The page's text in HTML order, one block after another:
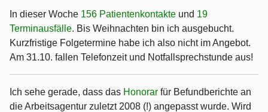
In dieser Woche 156 Patientenkontakte und 19
Terminausfälle. Bis Weihnachten bin ich ausgebucht.
Kurzfristige Folgetermine habe ich also nicht im Angebot.
Am 31.10. fallen Telefonzeit und Notfallsprechstunde aus!
Ich sehe gerade, dass das Honorar für Befundberichte an
die Arbeitsagentur zuletzt 2008 (!) angepasst wurde. Wird